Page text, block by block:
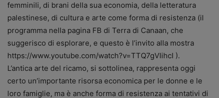
femminili, di brani della sua economia, della letteratura
palestinese, di cultura e arte come forma di resistenza (il
programma nella pagina FB di Terra di Canaan, che
suggerisco di esplorare, e questo è l’invito alla mostra
https://www.youtube.com/watch?v=TTQ7gVIihcI ).
L’antica arte del ricamo, si sottolinea, rappresenta oggi
certo un’importante risorsa economica per le donne e le
loro famiglie, ma è anche forma di resistenza ai tentativi di